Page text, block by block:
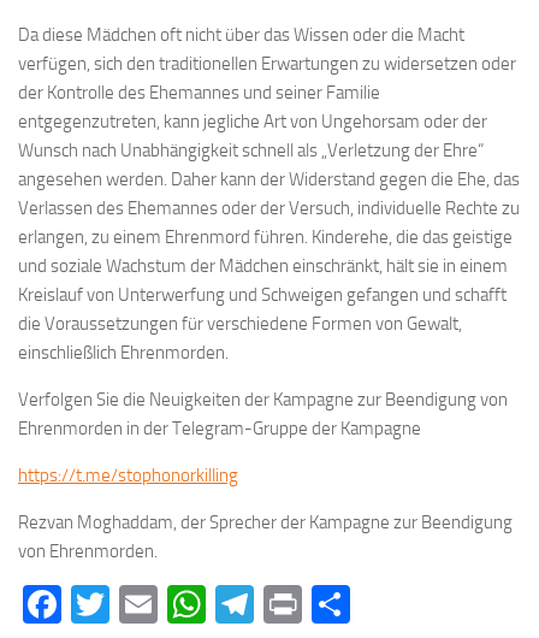
Da diese Mädchen oft nicht über das Wissen oder die Macht
verfügen, sich den traditionellen Erwartungen zu widersetzen oder
der Kontrolle des Ehemannes und seiner Familie
entgegenzutreten, kann jegliche Art von Ungehorsam oder der
Wunsch nach Unabhängigkeit schnell als „Verletzung der Ehre“
angesehen werden. Daher kann der Widerstand gegen die Ehe, das
Verlassen des Ehemannes oder der Versuch, individuelle Rechte zu
erlangen, zu einem Ehrenmord führen. Kinderehe, die das geistige
und soziale Wachstum der Mädchen einschränkt, hält sie in einem
Kreislauf von Unterwerfung und Schweigen gefangen und schafft
die Voraussetzungen für verschiedene Formen von Gewalt,
einschließlich Ehrenmorden.
Verfolgen Sie die Neuigkeiten der Kampagne zur Beendigung von
Ehrenmorden in der Telegram-Gruppe der Kampagne
https://t.me/stophonorkilling
Rezvan Moghaddam, der Sprecher der Kampagne zur Beendigung
von Ehrenmorden.
Facebook
Twitter
EmailWhatsApp
Telegram
Print